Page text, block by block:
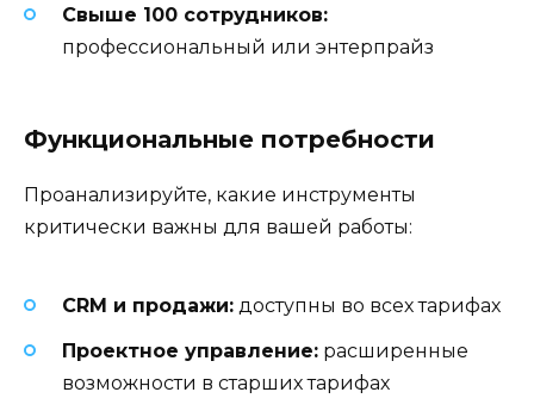
Свыше 100 сотрудников:
профессиональный или энтерпрайз
Функциональные потребности
Проанализируйте, какие инструменты
критически важны для вашей работы:
CRM и продажи: доступны во всех тарифах
Проектное управление: расширенные
возможности в старших тарифах